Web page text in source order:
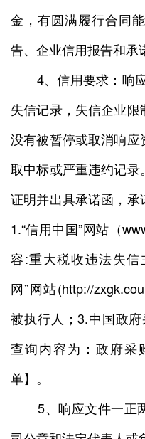
金，有圆满履行合同
告、企业信用报告和承
4、信用要求：响应
失信记录，失信企业限
没有被暂停或取消响
取中标或严重违约记
证明并出具承诺函，承
1.“信用中国”网站（
容:重大税收违法失信
网”网站(http://
被执行人；3.中国政府
查询内容为：政府采
单】。
5、响应文件一正